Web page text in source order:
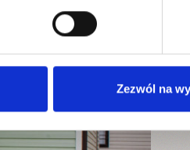
Zezwól na